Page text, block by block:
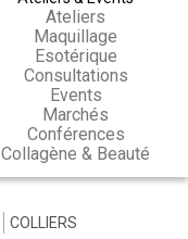
Ateliers
Maquillage
Esotérique
Consultations
Events
Marchés
Conférences
Collagène & Beauté
COLLIERS